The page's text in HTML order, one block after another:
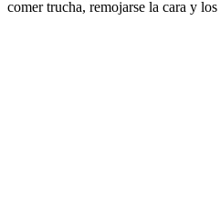
comer trucha, remojarse la cara y